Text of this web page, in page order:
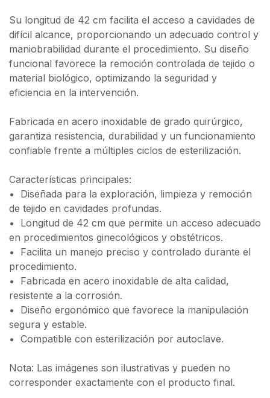
Su longitud de 42 cm facilita el acceso a cavidades de
difícil alcance, proporcionando un adecuado control y
maniobrabilidad durante el procedimiento. Su diseño
funcional favorece la remoción controlada de tejido o
material biológico, optimizando la seguridad y
eficiencia en la intervención.
Fabricada en acero inoxidable de grado quirúrgico,
garantiza resistencia, durabilidad y un funcionamiento
confiable frente a múltiples ciclos de esterilización.
Características principales:
•⁠ ⁠Diseñada para la exploración, limpieza y remoción
de tejido en cavidades profundas.
•⁠ ⁠Longitud de 42 cm que permite un acceso adecuado
en procedimientos ginecológicos y obstétricos.
•⁠ ⁠Facilita un manejo preciso y controlado durante el
procedimiento.
•⁠ ⁠Fabricada en acero inoxidable de alta calidad,
resistente a la corrosión.
•⁠ ⁠Diseño ergonómico que favorece la manipulación
segura y estable.
•⁠ ⁠Compatible con esterilización por autoclave.
Nota: Las imágenes son ilustrativas y pueden no
corresponder exactamente con el producto final.